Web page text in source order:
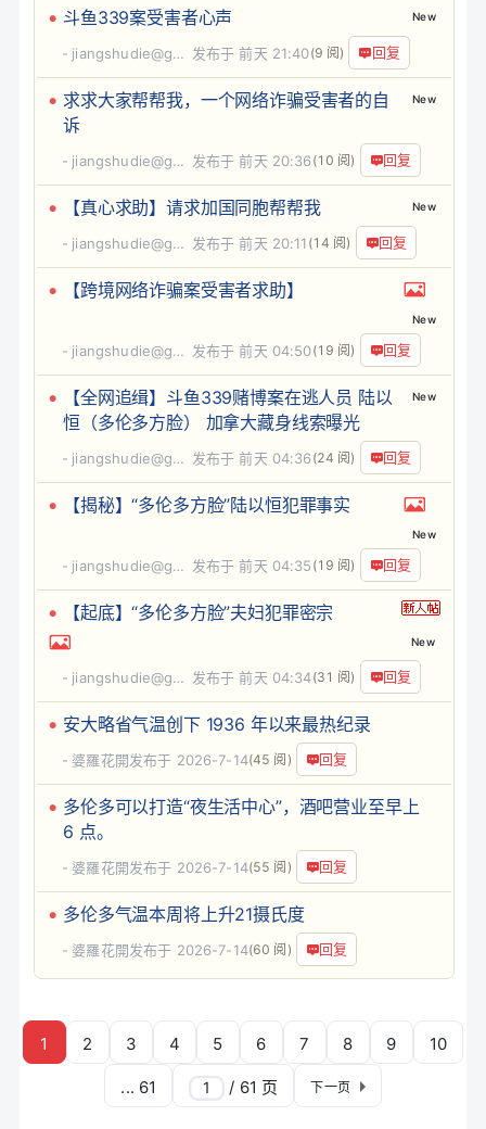
斗鱼339案受害者心声 New
jiangshudie@gma (9 阅) 回复
发布于前天 21:40
求求大家帮帮我，一个网络诈骗受害者的自
诉
New
jiangshudie@gma (10 阅) 回复
发布于前天 20:36
【真心求助】请求加国同胞帮帮我 New
jiangshudie@gma (14 阅) 回复
发布于前天 20:11
【跨境网络诈骗案受害者求助】
New
jiangshudie@gma (19 阅) 回复
发布于前天 04:50
【全网追缉】斗鱼339赌博案在逃人员 陆以
恒（多伦多方脸） 加拿大藏身线索曝光
New
jiangshudie@gma (24 阅) 回复
发布于前天 04:36
【揭秘】“多伦多方脸”陆以恒犯罪事实
New
jiangshudie@gma (19 阅) 回复
发布于前天 04:35
【起底】“多伦多方脸”夫妇犯罪密宗
New
jiangshudie@gma (31 阅) 回复
发布于前天 04:34
安大略省气温创下 1936 年以来最热纪录
婆羅花開 (45 阅) 回复
发布于 2026-7-14
多伦多可以打造“夜生活中心”，酒吧营业至早上
6 点。
婆羅花開 (55 阅) 回复
发布于 2026-7-14
多伦多气温本周将上升21摄氏度
婆羅花開 (60 阅) 回复
发布于 2026-7-14
1 2 3 4 5 6 7 8 9 10
... 61 / 61 页 下一页